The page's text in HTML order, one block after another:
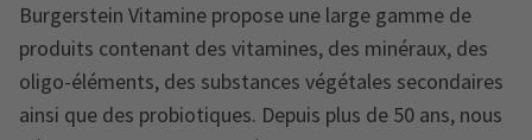
Burgerstein Vitamine propose une large gamme de
produits contenant des vitamines, des minéraux, des
oligo-éléments, des substances végétales secondaires
ainsi que des probiotiques. Depuis plus de 50 ans, nous